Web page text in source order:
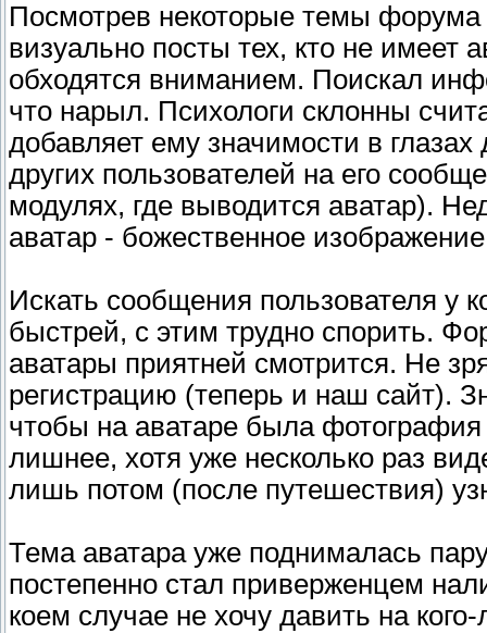
Посмотрев некоторые темы
визуально посты тех, кто не имеет
обходятся вниманием. Поискал
что нарыл. Психологи склонны
добавляет ему значимости в
других пользователей на его
модулях, где выводится аватар).
аватар - божественное
Искать сообщения пользователя у
быстрей, с этим трудно спорить.
аватары приятней смотрится. Не
регистрацию (теперь и наш сайт).
чтобы на аватаре была
лишнее, хотя уже несколько раз
лишь потом (после путешествия)
Тема аватара уже поднималась
постепенно стал приверженцем
коем случае не хочу давить на